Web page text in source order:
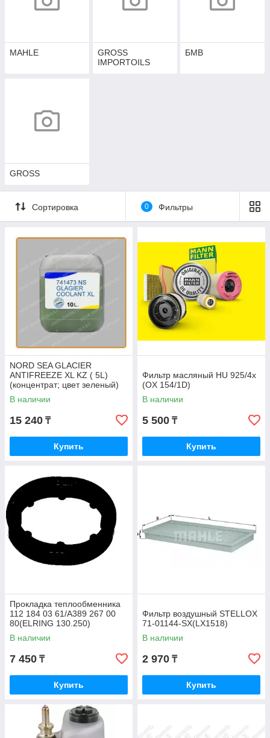
MAHLE
GROSS
IMPORTOILS
БМВ
GROSS
Сортировка 0 Фильтры
NORD SEA GLACIER
ANTIFREEZE XL KZ ( 5L)
(концентрат; цвет зеленый)
В наличии
15 240 ₸
Купить
Фильтр масляный HU 925/4x
(OX 154/1D)
В наличии
5 500 ₸
Купить
Прокладка теплообменника
112 184 03 61/A389 267 00
80(ELRING 130.250)
В наличии
7 450 ₸
Купить
Фильтр воздушный STELLOX
71-01144-SX(LX1518)
В наличии
2 970 ₸
Купить